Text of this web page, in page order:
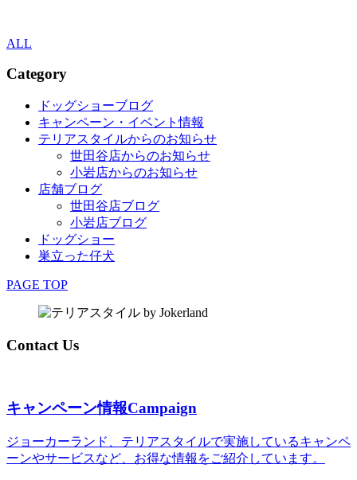
ALL
Category
ドッグショーブログ
キャンペーン・イベント情報
テリアスタイルからのお知らせ
世田谷店からのお知らせ
小岩店からのお知らせ
店舗ブログ
世田谷店ブログ
小岩店ブログ
ドッグショー
巣立った仔犬
PAGE TOP
Contact Us
キャンペーン情報Campaign
ジョーカーランド、テリアスタイルで実施しているキャンペ
ーンやサービスなど、お得な情報をご紹介しています。